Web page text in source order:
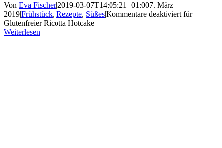
Von Eva Fischer|2019-03-07T14:05:21+01:007. März
2019|Frühstück, Rezepte, Süßes|Kommentare deaktiviert für
Glutenfreier Ricotta Hotcake
Weiterlesen